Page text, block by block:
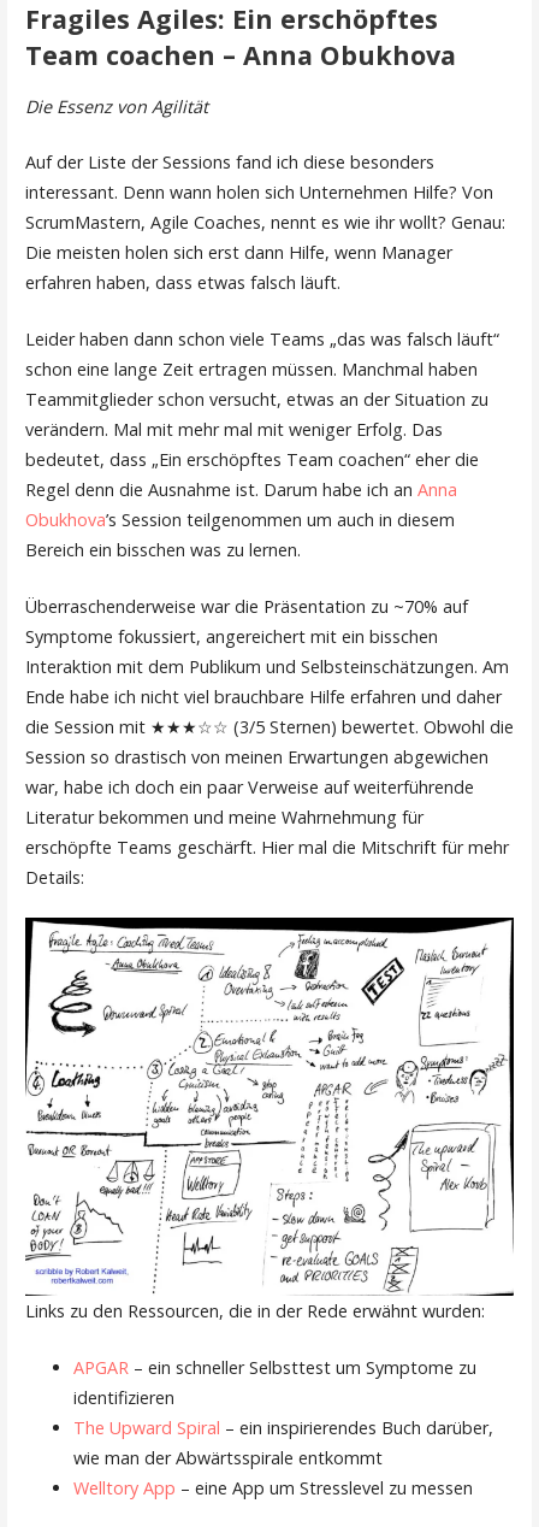
Fragiles Agiles: Ein erschöpftes
Team coachen – Anna Obukhova
Die Essenz von Agilität
Auf der Liste der Sessions fand ich diese besonders
interessant. Denn wann holen sich Unternehmen Hilfe? Von
ScrumMastern, Agile Coaches, nennt es wie ihr wollt? Genau:
Die meisten holen sich erst dann Hilfe, wenn Manager
erfahren haben, dass etwas falsch läuft.
Leider haben dann schon viele Teams „das was falsch läuft“
schon eine lange Zeit ertragen müssen. Manchmal haben
Teammitglieder schon versucht, etwas an der Situation zu
verändern. Mal mit mehr mal mit weniger Erfolg. Das
bedeutet, dass „Ein erschöpftes Team coachen“ eher die
Regel denn die Ausnahme ist. Darum habe ich an Anna
Obukhova’s Session teilgenommen um auch in diesem
Bereich ein bisschen was zu lernen.
Überraschenderweise war die Präsentation zu ~70% auf
Symptome fokussiert, angereichert mit ein bisschen
Interaktion mit dem Publikum und Selbsteinschätzungen. Am
Ende habe ich nicht viel brauchbare Hilfe erfahren und daher
die Session mit ★★★☆☆ (3/5 Sternen) bewertet. Obwohl die
Session so drastisch von meinen Erwartungen abgewichen
war, habe ich doch ein paar Verweise auf weiterführende
Literatur bekommen und meine Wahrnehmung für
erschöpfte Teams geschärft. Hier mal die Mitschrift für mehr
Details:
Links zu den Ressourcen, die in der Rede erwähnt wurden:
APGAR – ein schneller Selbsttest um Symptome zu
identifizieren
The Upward Spiral – ein inspirierendes Buch darüber,
wie man der Abwärtsspirale entkommt
Welltory App – eine App um Stresslevel zu messen